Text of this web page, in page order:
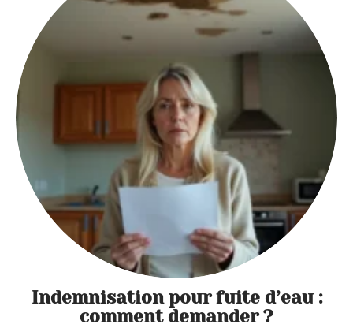
Indemnisation pour fuite d’eau :
comment demander ?